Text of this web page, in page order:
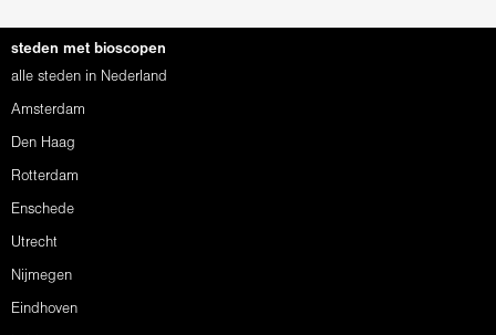
steden met bioscopen
alle steden in Nederland
Amsterdam
Den Haag
Rotterdam
Enschede
Utrecht
Nijmegen
Eindhoven